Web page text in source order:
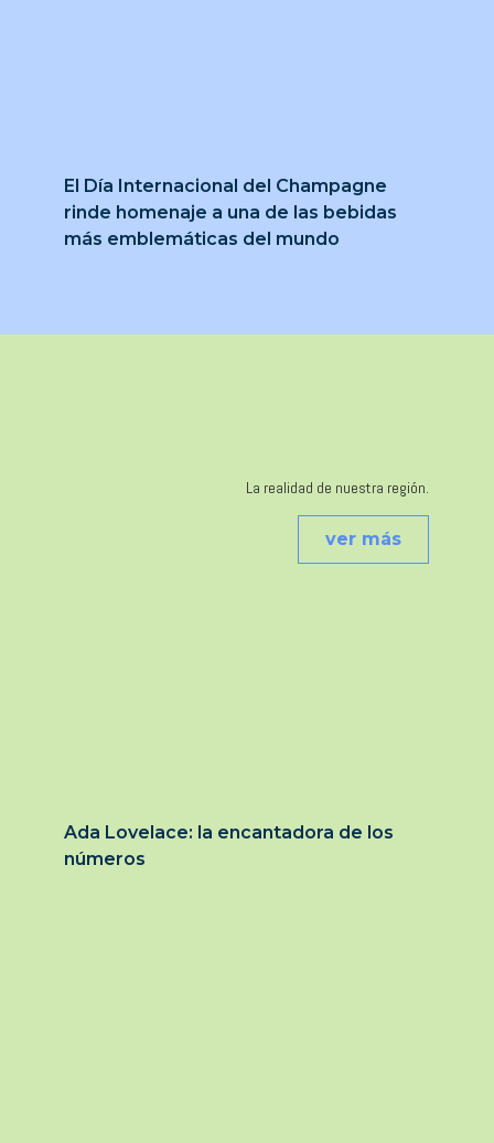
El Día Internacional del Champagne
rinde homenaje a una de las bebidas
más emblemáticas del mundo
La realidad de nuestra región.
ver más
Ada Lovelace: la encantadora de los
números